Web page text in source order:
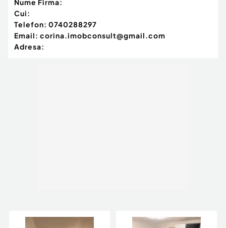
Nume Firma:
Cui:
Telefon: 0740288297
Email: corina.imobconsult@gmail.com
Adresa: